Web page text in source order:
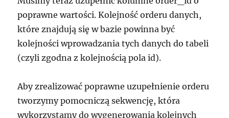
poprawne wartości. Kolejność orderu danych,
które znajdują się w bazie powinna być
kolejności wprowadzania tych danych do tabeli
(czyli zgodna z kolejnością pola id).
Aby zrealizować poprawne uzupełnienie orderu
tworzymy pomocniczą sekwencję, która
wykorzystamy do wygenerowania kolejnych